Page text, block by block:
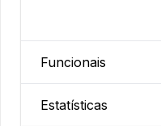
Funcionais
Estatísticas